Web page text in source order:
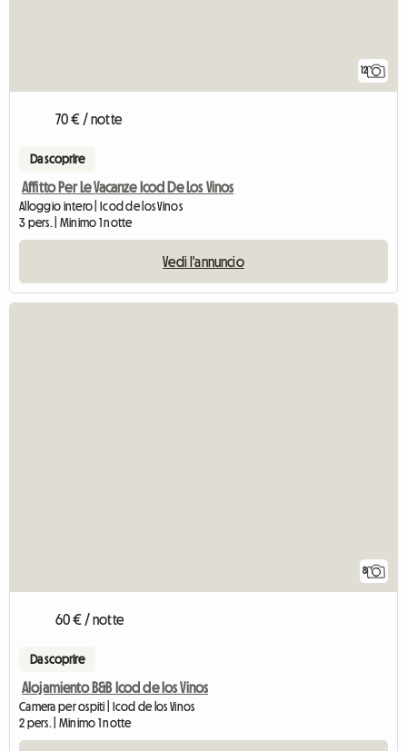
12
70 € / notte
Da scoprire
Affitto Per Le Vacanze Icod De Los Vinos
Alloggio intero | Icod de los Vinos
3 pers. | Minimo 1 notte
Vedi l'annuncio
8
60 € / notte
Da scoprire
Alojamiento B&B Icod de los Vinos
Camera per ospiti | Icod de los Vinos
2 pers. | Minimo 1 notte